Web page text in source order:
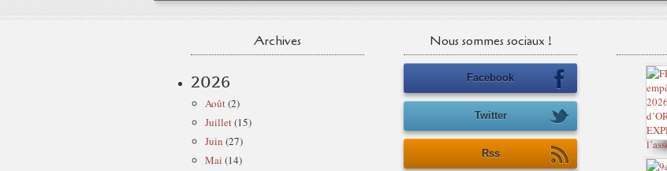
Archives
2026
Août(2)
Juillet(15)
Juin (27)
Mai (14)
Nous sommes sociaux !
Facebook
Twitter
Rss